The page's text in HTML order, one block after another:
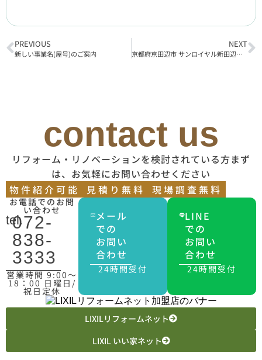
PREVIOUS
新しい事業名(屋号)のご案内
NEXT
京都府京田辺市 サンロイヤル新田辺アカデミア2号館 リフォーム工事完了
contact us
リフォーム・リノベーションを検討されている方まず
は、お気軽にお問い合わせください
物件紹介可能
見積り無料 現場調査無料
お電話でのお問
い合わせ
tel.
072-
838-
3333
営業時間 9:00〜
18：00 日曜日/
祝日定休
メール
での
お問い
合わせ
24時間受付
LINE
での
お問い
合わせ
24時間受付
LIXILリフォームネット
LIXIL いい家ネット